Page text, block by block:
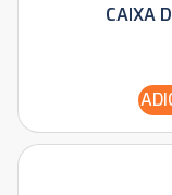
CAIXA